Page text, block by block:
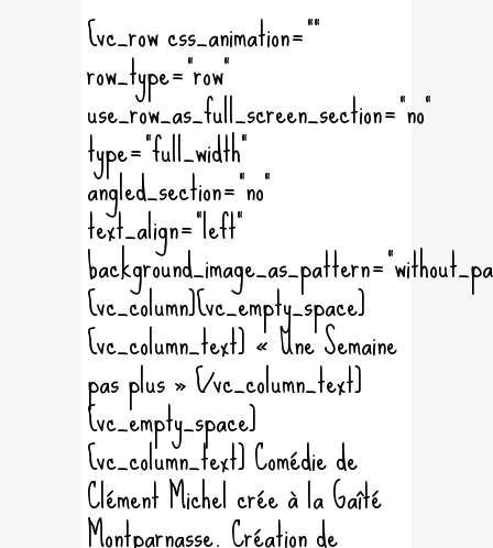
[vc_row css_animation=""
row_type="row"
use_row_as_full_screen_section="no"
type="full_width"
angled_section="no"
text_align="left"
[vc_column][vc_empty_space]
[vc_column_text] « Une Semaine
pas plus » [/vc_column_text]
[vc_empty_space]
[vc_column_text] Comédie de
Clément Michel crée à la Gaîté